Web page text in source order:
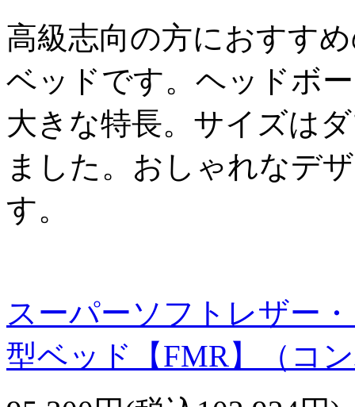
高級志向の方におすす
ベッドです。ヘッドボ
大きな特長。サイズは
ました。おしゃれなデ
す。
スーパーソフトレザー
型ベッド【FMR】（コ